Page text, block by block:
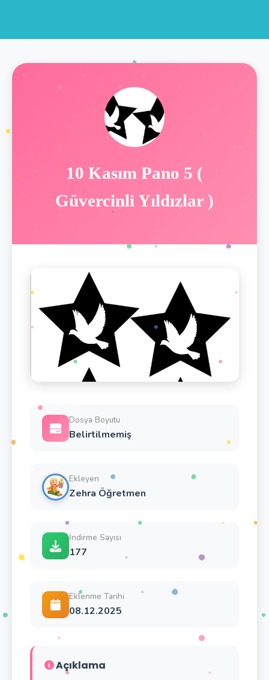
10 Kasım Pano 5 (
Güvercinli Yıldızlar )
Dosya Boyutu
Belirtilmemiş
Ekleyen
Zehra Öğretmen
İndirme Sayısı
177
Eklenme Tarihi
08.12.2025
Açıklama